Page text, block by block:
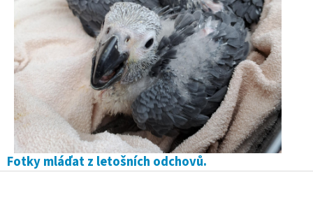
Fotky mláďat z letošních odchovů.